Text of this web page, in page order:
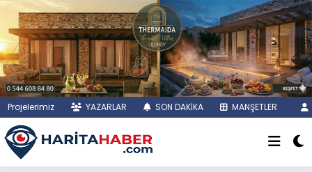
Projelerimiz YAZARLAR SON DAKİKA MANŞETLER